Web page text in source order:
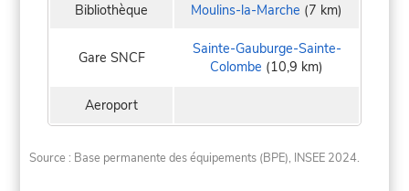
Bibliothèque Moulins-la-Marche (7 km)
Gare SNCF
Sainte-Gauburge-Sainte-
Colombe (10,9 km)
Aeroport
Source : Base permanente des équipements (BPE), INSEE 2024.